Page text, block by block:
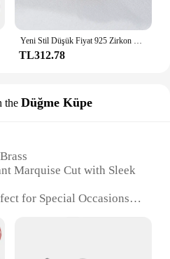
TL312.78
the Düğme Küpe
Marquise Cut with Sleek
for Special Occasions,
or Quantity: Available in
Durable and